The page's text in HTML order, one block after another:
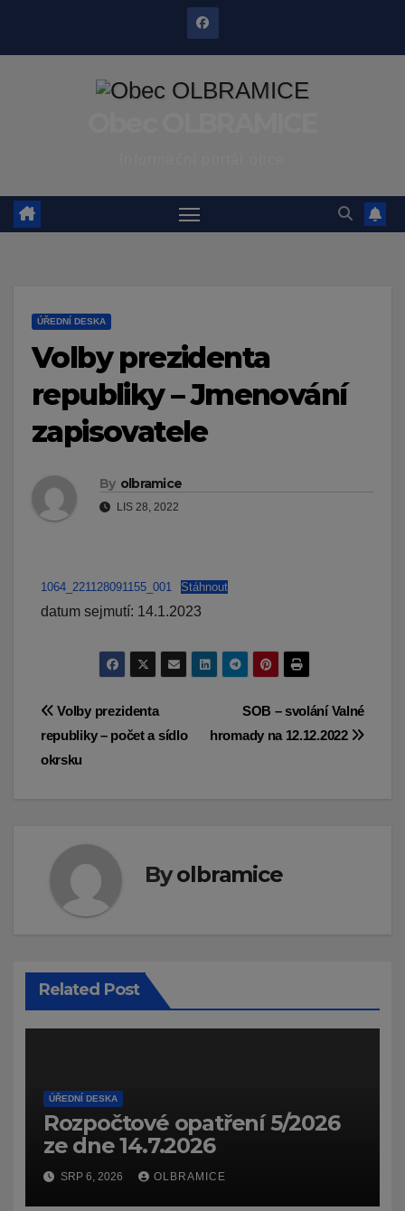
ÚŘEDNÍ DESKA
Volby prezidenta
republiky – Jmenování
zapisovatele
By olbramice
LIS 28, 2022
1064_221128091155_001 Stáhnout
datum sejmutí: 14.1.2023
Navigace
pro
SOB – svolání Valné
hromady na 12.12.2022
Volby prezidenta
republiky – počet a sídlo
okrsku
Byolbramice
Related Post
ÚŘEDNÍ DESKA
Rozpočtové opatření 5/2026
ze dne 14.7.2026
SRP 6, 2026 OLBRAMICE